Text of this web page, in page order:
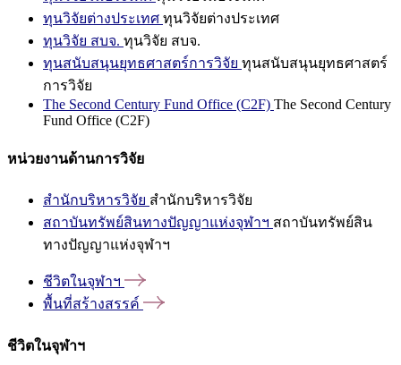
ทุนวิจัยต่างประเทศ ทุนวิจัยต่างประเทศ
ทุนวิจัย สบจ. ทุนวิจัย สบจ.
ทุนสนับสนุนยุทธศาสตร์การวิจัย ทุนสนับสนุนยุทธศาสตร์
การวิจัย
The Second Century Fund Office (C2F) The Second Century
Fund Office (C2F)
หน่วยงานด้านการวิจัย
สำนักบริหารวิจัย สำนักบริหารวิจัย
สถาบันทรัพย์สินทางปัญญาแห่งจุฬาฯ สถาบันทรัพย์สิน
ทางปัญญาแห่งจุฬาฯ
ชีวิตในจุฬาฯ
พื้นที่สร้างสรรค์
ชีวิตในจุฬาฯ